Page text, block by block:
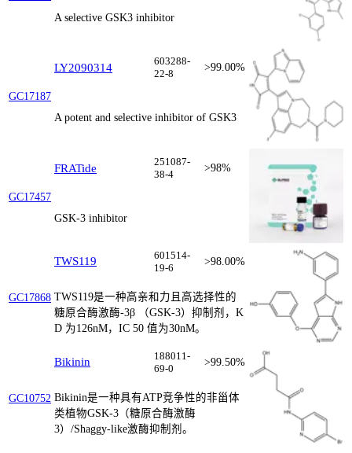
A selective GSK3 inhibitor
GC17187
LY2090314
603288-
22-8
>99.00%
A potent and selective inhibitor of GSK3
GC17457
FRATide
251087-
38-4
>98%
GSK-3 inhibitor
GC17868
TWS119
601514-
19-6
>98.00%
TWS119是一种高亲和力且高选择性的
糖原合酶激酶-3β （GSK-3）抑制剂，K
D 为126nM，IC 50 值为30nM。
GC10752
Bikinin
188011-
69-0
>99.50%
Bikinin是一种具有ATP竞争性的非甾体
类植物GSK-3（糖原合酶激酶
3）/Shaggy-like激酶抑制剂。